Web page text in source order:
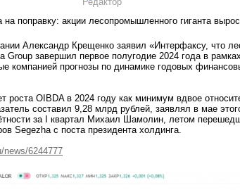
поправку: акции лесопромышленного гиганта
Александр Крещенко заявил «Интерфаксу, что
Group завершил первое полугодие 2024 года в
компанией прогнозы по динамике годовых
роста OIBDA в 2024 году как минимум вдвое
составил 9,28 млрд рублей, заявлял в мае
за I квартал Михаил Шамолин, летом
Segezha с поста президента холдинга.
news/6244777